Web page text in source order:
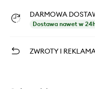
DARMOWA
Dostawa nawet w
ZWROTY I